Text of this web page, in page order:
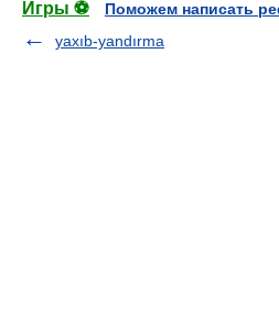
Игры ⚽
Поможем написать
yaxıb-yandırma